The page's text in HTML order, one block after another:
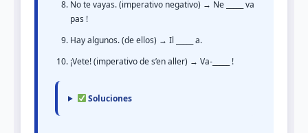
No te vayas. (imperativo negativo) → Ne _____ va
pas !
Hay algunos. (de ellos) → Il _____ a.
¡Vete! (imperativo de s’en aller) → Va-_____ !
Soluciones